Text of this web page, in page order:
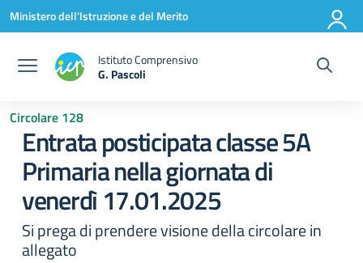
Vai ai contenuti
Vai al menu di navigazione
Vai al footer
Ministero dell'Istruzione e del Merito
Istituto Comprensivo
G. Pascoli
Circolare 128
Entrata posticipata classe 5A
Primaria nella giornata di
venerdì 17.01.2025
Si prega di prendere visione della circolare in
allegato